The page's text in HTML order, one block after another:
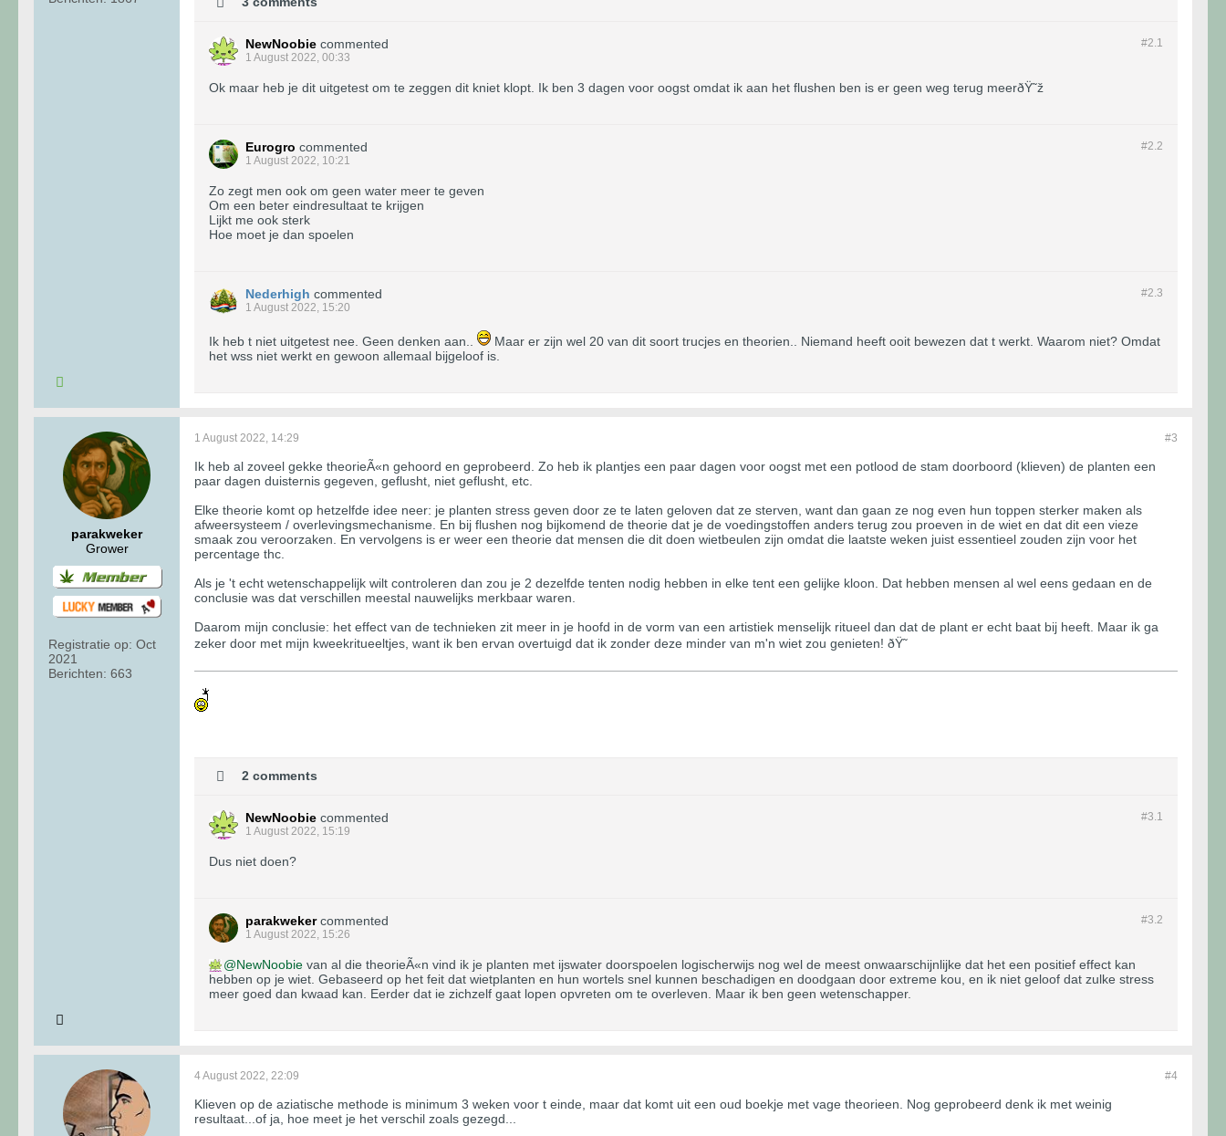
#2. 1
NewNoobie commented
1 August 2022, 00:33
Ok maar heb je dit uitgetest om te zeggen dit kniet klopt. Ik ben 3 dagen voor oogst omdat ik aan het flushen ben is er geen weg terug meerðŸ˜ž
#2. 2
Eurogro commented
1 August 2022, 10:21
Zo zegt men ook om geen water meer te geven
Om een beter eindresultaat te krijgen
Lijkt me ook sterk
Hoe moet je dan spoelen
#2. 3
Nederhigh commented
1 August 2022, 15:20
Ik heb t niet uitgetest nee. Geen denken aan..
Maar er zijn wel 20 van dit soort trucjes en theorien.. Niemand heeft ooit bewezen dat t werkt. Waarom niet? Omdat
het wss niet werkt en gewoon allemaal bijgeloof is.
parakweker
Grower
Registratie op: Oct
2021
Berichten: 663
#3
1 August 2022, 14:29
Ik heb al zoveel gekke theorieÃ«n gehoord en geprobeerd. Zo heb ik plantjes een paar dagen voor oogst met een potlood de stam doorboord (klieven) de planten een
paar dagen duisternis gegeven, geflusht, niet geflusht, etc.
Elke theorie komt op hetzelfde idee neer: je planten stress geven door ze te laten geloven dat ze sterven, want dan gaan ze nog even hun toppen sterker maken als
afweersysteem / overlevingsmechanisme. En bij flushen nog bijkomend de theorie dat je de voedingstoffen anders terug zou proeven in de wiet en dat dit een vieze
smaak zou veroorzaken. En vervolgens is er weer een theorie dat mensen die dit doen wietbeulen zijn omdat die laatste weken juist essentieel zouden zijn voor het
percentage thc.
Als je 't echt wetenschappelijk wilt controleren dan zou je 2 dezelfde tenten nodig hebben in elke tent een gelijke kloon. Dat hebben mensen al wel eens gedaan en de
conclusie was dat verschillen meestal nauwelijks merkbaar waren.
Daarom mijn conclusie: het effect van de technieken zit meer in je hoofd in de vorm van een artistiek menselijk ritueel dan dat de plant er echt baat bij heeft. Maar ik ga
zeker door met mijn kweekritueeltjes, want ik ben ervan overtuigd dat ik zonder deze minder van m'n wiet zou genieten! ðŸ˜
2 comments
#3. 1
NewNoobie commented
1 August 2022, 15:19
Dus niet doen?
#3. 2
parakweker commented
1 August 2022, 15:26
NewNoobie van al die theorieÃ«n vind ik je planten met ijswater doorspoelen logischerwijs nog wel de meest onwaarschijnlijke dat het een positief effect kan
hebben op je wiet. Gebaseerd op het feit dat wietplanten en hun wortels snel kunnen beschadigen en doodgaan door extreme kou, en ik niet geloof dat zulke stress
meer goed dan kwaad kan. Eerder dat ie zichzelf gaat lopen opvreten om te overleven. Maar ik ben geen wetenschapper.
#4
4 August 2022, 22:09
Klieven op de aziatische methode is minimum 3 weken voor t einde, maar dat komt uit een oud boekje met vage theorieen. Nog geprobeerd denk ik met weinig
resultaat...of ja, hoe meet je het verschil zoals gezegd...